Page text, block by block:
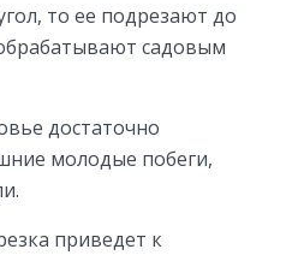
то ее подрезают до
садовым
достаточно
молодые побеги,
приведет к